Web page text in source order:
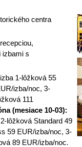
centra
izbami s
izba 1-lôžková 55
izba/noc, 3-
111
(mesiace 10-03):
lôžková Standard 49
59 EUR/izba/noc, 3-
89 EUR/izba/noc.